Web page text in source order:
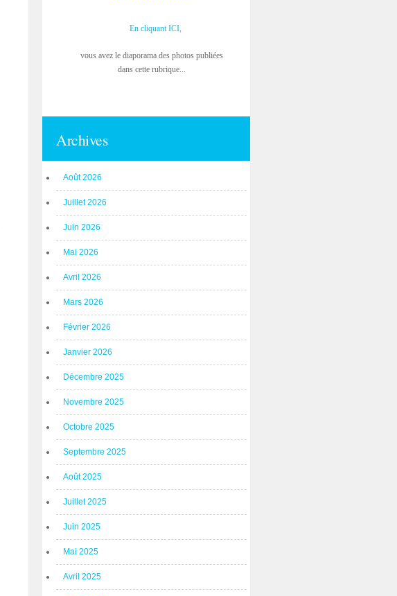
En cliquant ICI,
vous avez le diaporama des photos publiées
dans cette rubrique...
Archives
Août 2026
Juillet 2026
Juin 2026
Mai 2026
Avril 2026
Mars 2026
Février 2026
Janvier 2026
Décembre 2025
Novembre 2025
Octobre 2025
Septembre 2025
Août 2025
Juillet 2025
Juin 2025
Mai 2025
Avril 2025